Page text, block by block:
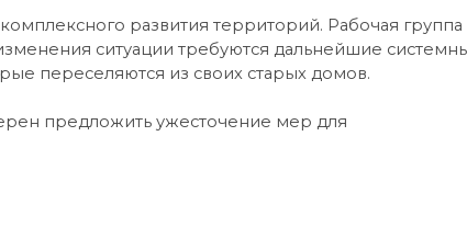
развития территорий. Рабочая группа
ситуации требуются дальнейшие
переселяются из своих старых домов.
предложить ужесточение мер для